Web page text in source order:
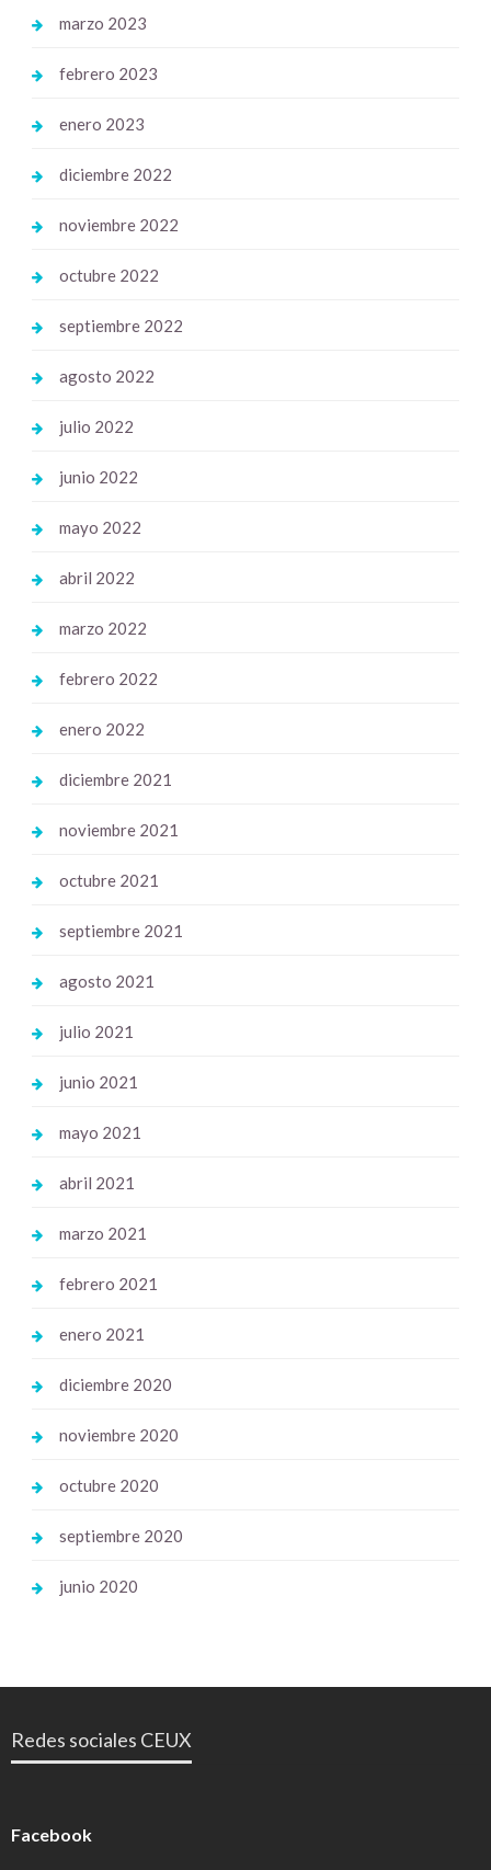
marzo 2023
febrero 2023
enero 2023
diciembre 2022
noviembre 2022
octubre 2022
septiembre 2022
agosto 2022
julio 2022
junio 2022
mayo 2022
abril 2022
marzo 2022
febrero 2022
enero 2022
diciembre 2021
noviembre 2021
octubre 2021
septiembre 2021
agosto 2021
julio 2021
junio 2021
mayo 2021
abril 2021
marzo 2021
febrero 2021
enero 2021
diciembre 2020
noviembre 2020
octubre 2020
septiembre 2020
junio 2020
Redes sociales CEUX
Facebook